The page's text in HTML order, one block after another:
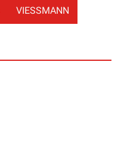
VIESSMANN